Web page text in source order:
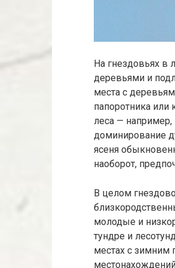
На гнездовьях в
деревьями и
места с
папоротника
леса —
доминирование
ясеня
наоборот,
В целом
молодые и
тундре и
местах с зимним